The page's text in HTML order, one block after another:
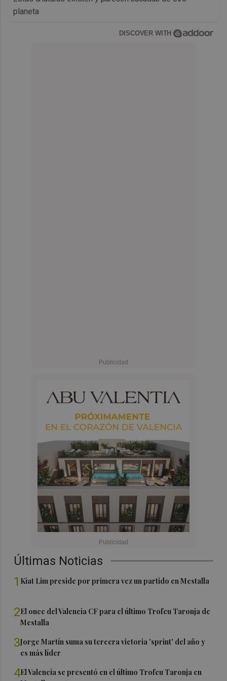
Últimas Noticias
1 Kiat Lim preside por primera vez un partido en Mestalla
2El once del Valencia CF para el último Trofeu Taronja de
Mestalla
3Jorge Martín suma su tercera victoria 'sprint' del año y
es más líder
4El Valencia se presentó en el último Trofeu Taronja en
planeta
DISCOVER WITH